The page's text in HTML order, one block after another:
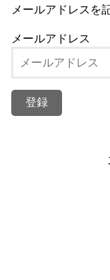
メールアドレスを
メールアドレス